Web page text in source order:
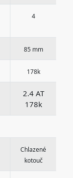
4
85 mm
178k
2.4 AT
178k
Chlazené
kotouč